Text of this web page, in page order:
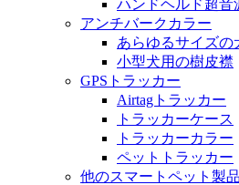
ハンドヘルド超音
アンチバークカラー
あらゆるサイズの
小型犬用の樹皮襟
GPSトラッカー
Airtagトラッカー
トラッカーケース
トラッカーカラー
ペットトラッカー
他のスマートペット製品